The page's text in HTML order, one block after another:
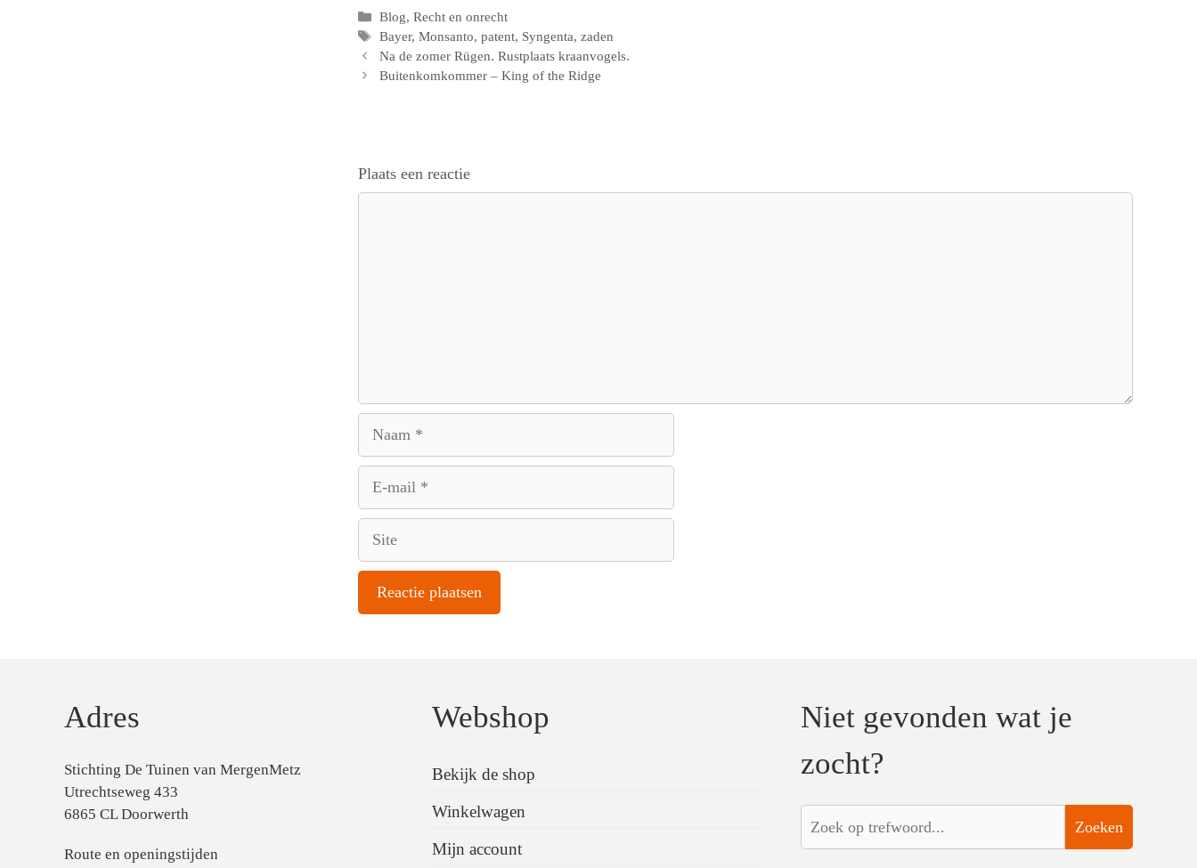
Categorieën
Blog,Recht en onrecht
Tags
Bayer,Monsanto,patent, Syngenta,zaden
Na de zomer Rügen. Rustplaats kraanvogels.
Buitenkomkommer – King of the Ridge
Plaats een reactie
Adres
Stichting De Tuinen van MergenMetz
Utrechtseweg 433
6865 CL Doorwerth
Route en openingstijden
Webshop
Bekijk de shop
Winkelwagen
Mijn account
Niet gevonden wat je
zocht?
Zoeken